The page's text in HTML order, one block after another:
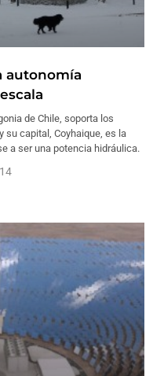
autonomía
de Chile, soporta los
su capital, Coyhaique, es la
a ser una potencia hidráulica.